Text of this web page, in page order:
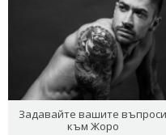
Задавайте вашите въпроси
към Жоро